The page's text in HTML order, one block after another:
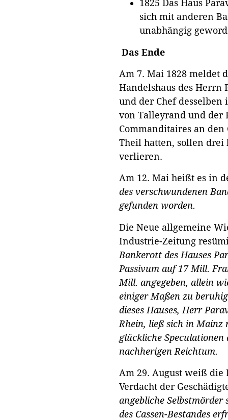
1825 Das Haus
sich mit anderen
unabhängig
Das Ende
Am 7. Mai 1828 meldet
Handelshaus des
und der Chef desselben
von Talleyrand und der
Commanditaires an den
Theil hatten, sollen
verlieren.
Am 12. Mai heißt es in
des verschwundenen
gefunden worden.
Die Neue allgemeine
Industrie-Zeitung
Bankerott des Hauses
Passivum auf 17 Mill.
Mill. angegeben, allein
einiger Maßen zu
dieses Hauses, Herr
Rhein, ließ sich in Mainz
glückliche Speculationen
nachherigen Reichtum.
Am 29. August weiß
Verdacht der
angebliche Selbstmörder
des Cassen-Bestandes